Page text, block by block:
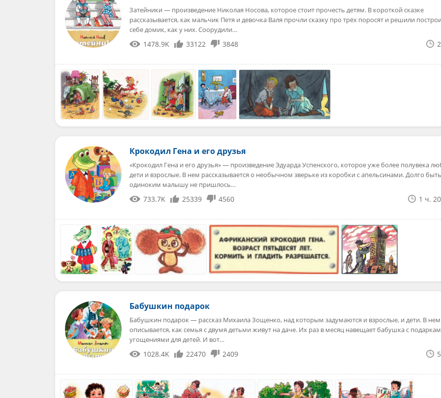
Затейники — произведение Николая Носова, которое стоит прочесть детям. В короткой сказке
рассказывается, как мальчик Петя и девочка Валя прочли сказку про трёх поросят и решили
себе домик, как у них. Соорудили…
1478.9K 33122 3848
Крокодил Гена и его друзья
«Крокодил Гена и его друзья» — произведение Эдуарда Успенского, которое уже более полувека
дети и взрослые. В нем рассказывается о необычном зверьке из коробки с апельсинами. Долго быть
одиноким малышу не пришлось…
733.7K 25339 4560 1 ч.
Бабушкин подарок
Бабушкин подарок — рассказ Михаила Зощенко, над которым задумаются и взрослые, и дети. В нем
описывается, как семья с двумя детьми живут на даче. Их раз в месяц навещает бабушка с
угощениями для детей. И вот…
1028.4K 22470 2409